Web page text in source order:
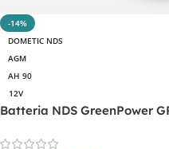
-14%
DOMETIC NDS
AGM
AH 90
12V
Batteria NDS GreenPower